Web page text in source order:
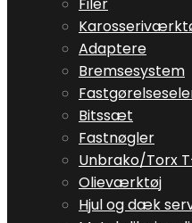
Filer
Adaptere
Bremsesystem
Bitssæt
Fastnøgler
Unbrako/Torx
Olieværktøj
Hjul og dæk